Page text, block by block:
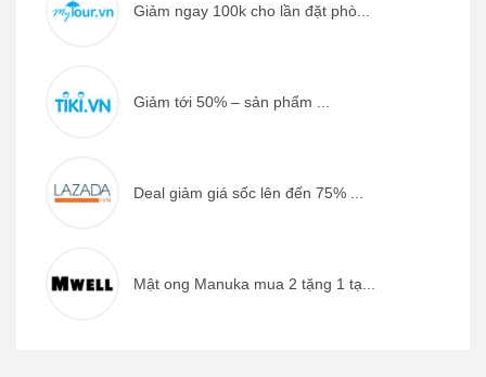
Giảm ngay 100k cho lần đặt phò...
Giảm tới 50% – sản phẩm ...
Deal giảm giá sốc lên đến 75% ...
Mật ong Manuka mua 2 tặng 1 tạ...